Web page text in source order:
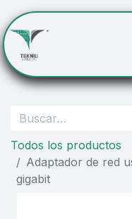
Todos los productos
Adaptador de red
gigabit